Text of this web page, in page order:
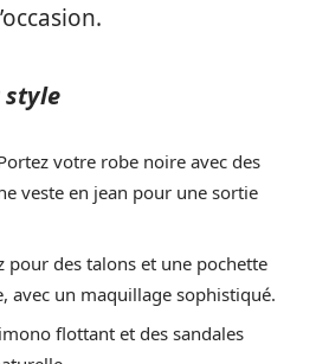
votre robe noire avec des
veste en jean pour une sortie
pour des talons et une pochette
avec un maquillage sophistiqué.
flottant et des sandales